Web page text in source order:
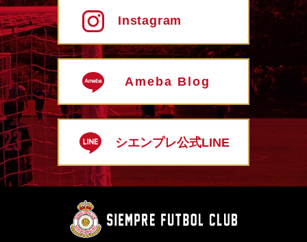
Instagram
Ameba Blog
シエンプレ公式LINE